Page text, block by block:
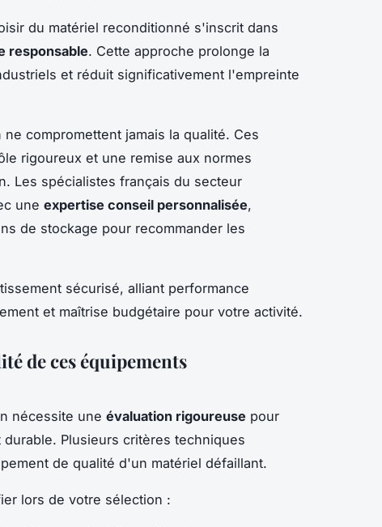
du matériel reconditionné s'inscrit dans
responsable. Cette approche prolonge la
et réduit significativement l'empreinte
compromettent jamais la qualité. Ces
rigoureux et une remise aux normes
Les spécialistes français du secteur
une expertise conseil personnalisée,
de stockage pour recommander les
sécurisé, alliant performance
et maîtrise budgétaire pour votre activité.
de ces équipements
nécessite une évaluation rigoureuse pour
Plusieurs critères techniques
de qualité d'un matériel défaillant.
lors de votre sélection :